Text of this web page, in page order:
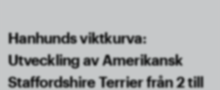
Hanhunds viktkurva:
Utveckling av Amerikansk
Staffordshire Terrier från 2 till